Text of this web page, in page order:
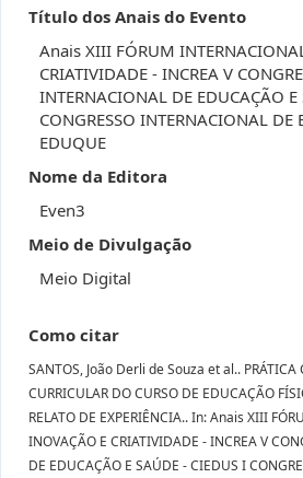
Título dos Anais do Evento
Anais XIII FÓRUM
CRIATIVIDADE - INCREA V
INTERNACIONAL DE EDUCAÇÃO
CONGRESSO INTERNACIONAL DE
EDUQUE
Nome da Editora
Even3
Meio de Divulgação
Meio Digital
Como citar
SANTOS, João Derli de Souza et al.. PRÁTICA
CURRICULAR DO CURSO DE EDUCAÇÃO
RELATO DE EXPERIÊNCIA.. In: Anais XIII
INOVAÇÃO E CRIATIVIDADE - INCREA V
DE EDUCAÇÃO E SAÚDE - CIEDUS I